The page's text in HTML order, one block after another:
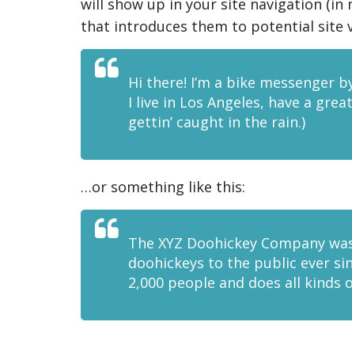
will show up in your site navigation
that introduces them to potential site
Hi there! I’m a bike messenger
I live in Los Angeles, have a
gettin’ caught in the rain.)
…or something like this:
The XYZ Doohickey Company
doohickeys to the public ever
2,000 people and does all